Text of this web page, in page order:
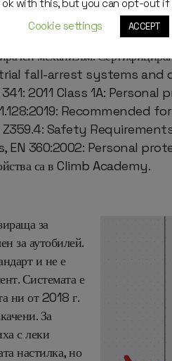
– Part 3: Fall Arrest
механизъм.
fall-arrest systems and
341: 2011 Class 1A:
Safety
360:2002: Personal
са в Climb Academy.
за
за аутобилей.
и не е
Системата е
ни от 2018 г.
За
с леки
настилка, но
ok with this, but you can opt-out if
Cookie settings
ACCEPT